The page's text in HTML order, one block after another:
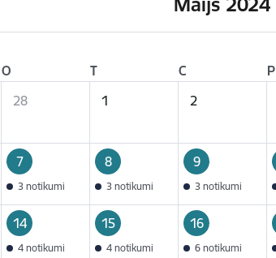
O T C P
28 1 2
7
3 notikumi
8
3 notikumi
9
3 notikumi
14
4 notikumi
15
4 notikumi
16
6 notikumi